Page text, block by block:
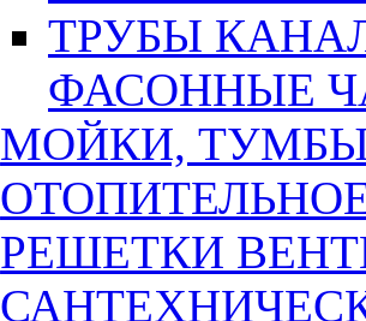
ТРУБЫ
ФАСОННЫЕ
МОЙКИ,
РЕШЕТКИ